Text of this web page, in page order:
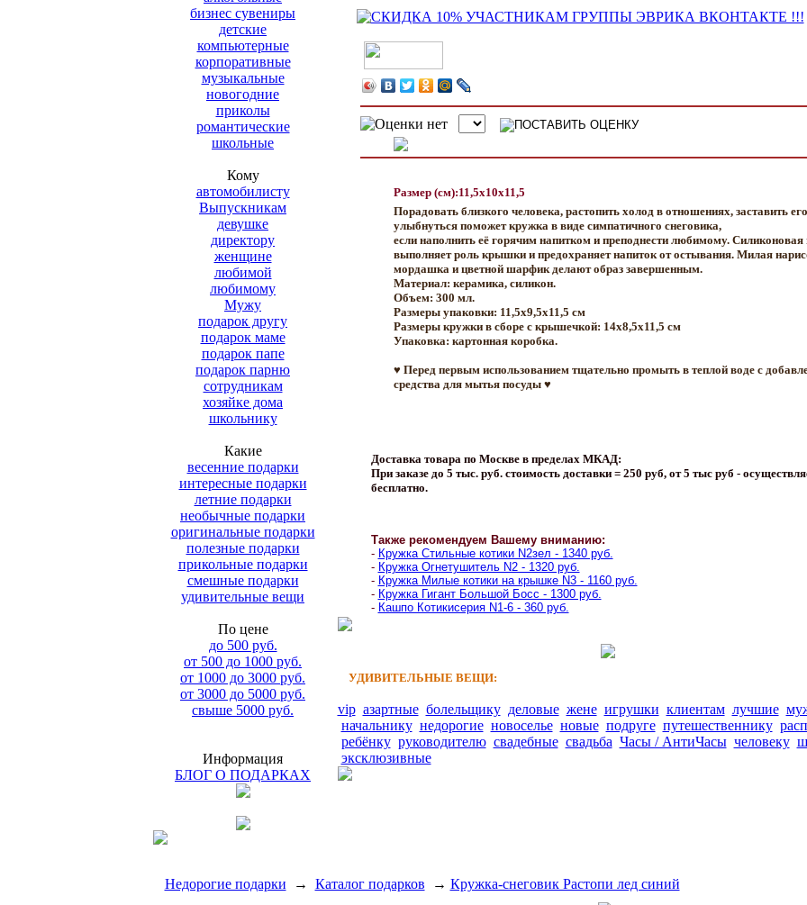
бизнес сувениры
детские
компьютерные
корпоративные
музыкальные
новогодние
приколы
романтические
школьные
Кому
автомобилисту
Выпускникам
девушке
директору
женщине
любимой
любимому
Мужу
подарок другу
подарок маме
подарок папе
подарок парню
сотрудникам
хозяйке дома
школьнику
Какие
весенние подарки
интересные подарки
летние подарки
необычные подарки
оригинальные подарки
полезные подарки
прикольные подарки
смешные подарки
удивительные вещи
По цене
до 500 руб.
от 500 до 1000 руб.
от 1000 до 3000 руб.
от 3000 до 5000 руб.
свыше 5000 руб.
Информация
БЛОГ О ПОДАРКАХ
Размер (см):11,5x10x11,5
Порадовать близкого человека, растопить холод в отношениях, заставить его
улыбнуться поможет кружка в виде симпатичного снеговика,
если наполнить её горячим напитком и преподнести любимому.
выполняет роль крышки и предохраняет напиток от остывания. Милая
мордашка и цветной шарфик делают образ завершенным.
Материал: керамика, силикон.
Объем: 300 мл.
Размеры упаковки: 11,5x9,5x11,5 см
Размеры кружки в сборе с крышечкой: 14х8,5х11,5 см
Упаковка: картонная коробка.
♥ Перед первым использованием тщательно промыть в теплой воде с
средства для мытья посуды ♥
Доставка товара по Москве в пределах МКАД:
При заказе до 5 тыс. руб. стоимость доставки = 250 руб, от 5 тыс руб -
бесплатно.
Также рекомендуем Вашему вниманию:
- Кружка Стильные котики N2зел - 1340 руб.
- Кружка Огнетушитель N2 - 1320 руб.
- Кружка Милые котики на крышке N3 - 1160 руб.
- Кружка Гигант Большой Босс - 1300 руб.
- Кашпо Котикисерия N1-6 - 360 руб.
УДИВИТЕЛЬНЫЕ ВЕЩИ:
vip азартные болельщику деловые жене игрушки клиентам лучшие
начальнику недорогие новоселье новые подруге путешественнику
ребёнку руководителю свадебные свадьба Часы / АнтиЧасы человеку
эксклюзивные
Недорогие подарки → Каталог подарков → Кружка-снеговик Растопи лед синий